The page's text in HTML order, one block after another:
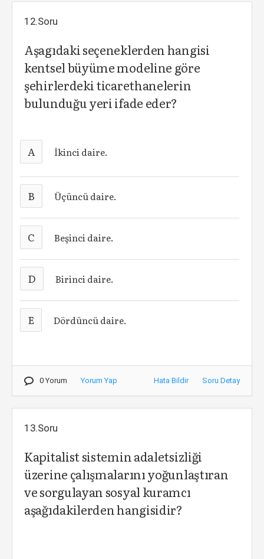
12.Soru
Aşagıdaki seçeneklerden hangisi
kentsel büyüme modeline göre
şehirlerdeki ticarethanelerin
bulunduğu yeri ifade eder?
A İkinci daire.
B Üçüncü daire.
C Beşinci daire.
D Birinci daire.
E Dördüncü daire.
0 Yorum Yorum Yap Hata Bildir Soru Detay
13.Soru
Kapitalist sistemin adaletsizliği
üzerine çalışmalarını yoğunlaştıran
ve sorgulayan sosyal kuramcı
aşağıdakilerden hangisidir?